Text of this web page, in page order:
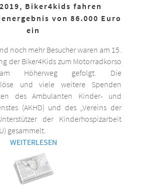
Biker4kids fahren
von 86.000 Euro
ein
noch mehr Besucher waren am 15.
der Biker4Kids zum Motorradkorso
Höherweg gefolgt. Die
und viele weitere Spenden
des Ambulanten Kinder- und
(AKHD) und des „Vereins der
der Kinderhospizarbeit
gesammelt.
WEITERLESEN